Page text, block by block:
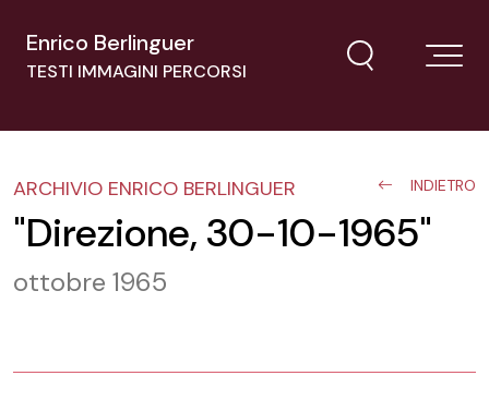
Enrico Berlinguer
TESTI IMMAGINI PERCORSI
ARCHIVIO ENRICO BERLINGUER INDIETRO
"Direzione, 30-10-1965"
ottobre 1965